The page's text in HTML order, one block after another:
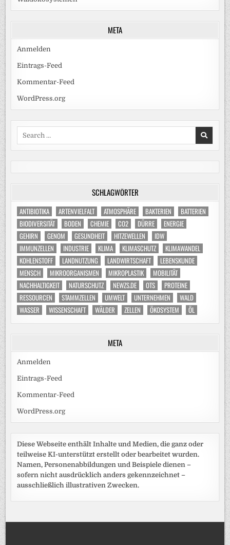
META
Anmelden
Eintrags-Feed
Kommentar-Feed
WordPress.org
SCHLAGWÖRTER
ANTIBIOTIKA ARTENVIELFALT ATMOSPHÄRE BAKTERIEN
BATTERIEN
BIODIVERSITÄT
BODEN CHEMIE CO2 DÜRRE
ENERGIE
GEHIRN
GENOM GESUNDHEIT HITZEWELLEN
IDW
IMMUNZELLEN
INDUSTRIE KLIMA KLIMASCHUTZ
KLIMAWANDEL
KOHLENSTOFF
LANDNUTZUNG LANDWIRTSCHAFT
LEBENSKUNDE
MENSCH
MIKROORGANISMEN MIKROPLASTIK
MOBILITÄT
NACHHALTIGKEIT
NATURSCHUTZ NEWZS.DE OTS
PROTEINE
RESSOURCEN
STAMMZELLEN UMWELT UNTERNEHMEN
WALD
WASSER
WISSENSCHAFT WÄLDER ZELLEN ÖKOSYSTEM ÖL
META
Anmelden
Eintrags-Feed
Kommentar-Feed
WordPress.org
Diese Webseite enthält Inhalte und Medien, die ganz oder
teilweise KI-unterstützt erstellt oder bearbeitet wurden.
Namen, Personenabbildungen und Beispiele dienen –
sofern nicht ausdrücklich anders gekennzeichnet –
ausschließlich illustrativen Zwecken.